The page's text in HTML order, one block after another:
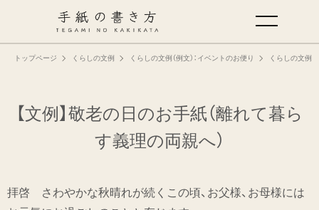
トップページ くらしの文例 くらしの文例（例文）：イベントのお便り くらしの文例（
【文例】敬老の日のお手紙（離れて暮ら
す義理の両親へ）
拝啓 さわやかな秋晴れが続くこの頃、お父様、お母様には
手紙の基本
仕事の手紙の書き方
仕事の文例